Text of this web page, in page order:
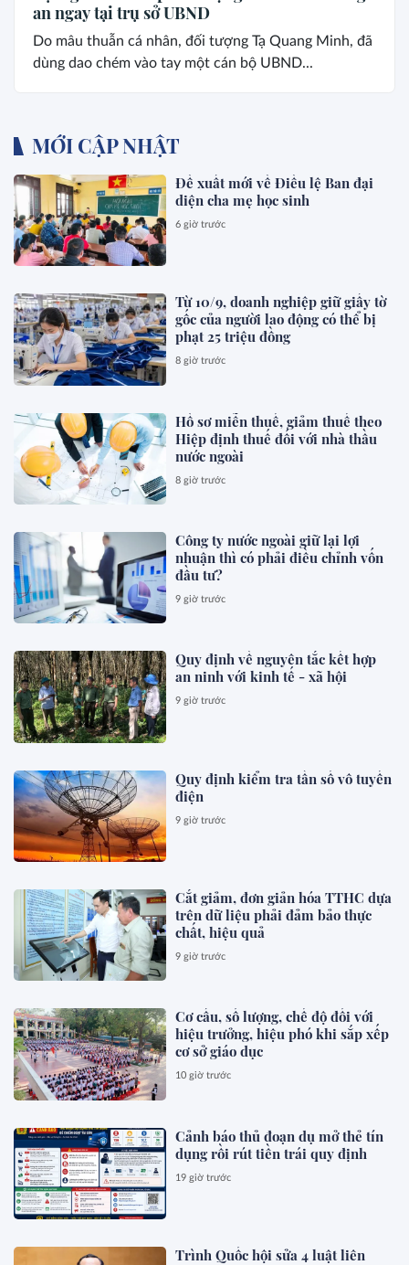
an ngay tại trụ sở UBND
Do mâu thuẫn cá nhân, đối tượng Tạ Quang Minh, đã
dùng dao chém vào tay một cán bộ UBND...
MỚI CẬP NHẬT
Đề xuất mới về Điều lệ Ban đại
diện cha mẹ học sinh
6 giờ trước
Từ 10/9, doanh nghiệp giữ giấy tờ
gốc của người lao động có thể bị
phạt 25 triệu đồng
8 giờ trước
Hồ sơ miễn thuế, giảm thuế theo
Hiệp định thuế đối với nhà thầu
nước ngoài
8 giờ trước
Công ty nước ngoài giữ lại lợi
nhuận thì có phải điều chỉnh vốn
đầu tư?
9 giờ trước
Quy định về nguyên tắc kết hợp
an ninh với kinh tế - xã hội
9 giờ trước
Quy định kiểm tra tần số vô tuyến
điện
9 giờ trước
Cắt giảm, đơn giản hóa TTHC dựa
trên dữ liệu phải đảm bảo thực
chất, hiệu quả
9 giờ trước
Cơ cấu, số lượng, chế độ đối với
hiệu trưởng, hiệu phó khi sắp xếp
cơ sở giáo dục
10 giờ trước
Cảnh báo thủ đoạn dụ mở thẻ tín
dụng rồi rút tiền trái quy định
19 giờ trước
Trình Quốc hội sửa 4 luật liên